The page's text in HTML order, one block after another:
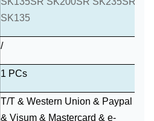
SK135
/
1 PCs
T/T & Western Union & Paypal
&Visum& Mastercard& e-